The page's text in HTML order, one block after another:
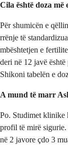
Cila është doza
Për shumicën e
rrënje të
mbështetjen e
deri në 12 javë
Shikoni tabelën e
A mund të marr
Po. Studimet klinike
profil të mirë
në 2 javore çdo 3